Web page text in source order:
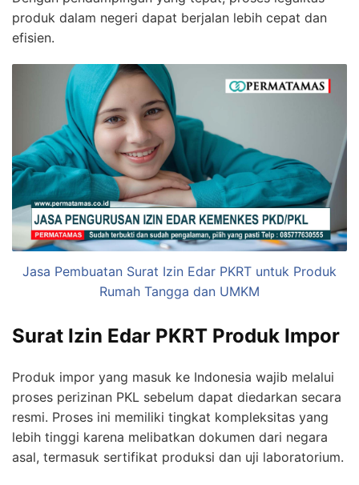
produk dalam negeri dapat berjalan lebih cepat dan
efisien.
Jasa Pembuatan Surat Izin Edar PKRT untuk Produk
Rumah Tangga dan UMKM
Surat Izin Edar PKRT Produk Impor
Produk impor yang masuk ke Indonesia wajib melalui
proses perizinan PKL sebelum dapat diedarkan secara
resmi. Proses ini memiliki tingkat kompleksitas yang
lebih tinggi karena melibatkan dokumen dari negara
asal, termasuk sertifikat produksi dan uji laboratorium.